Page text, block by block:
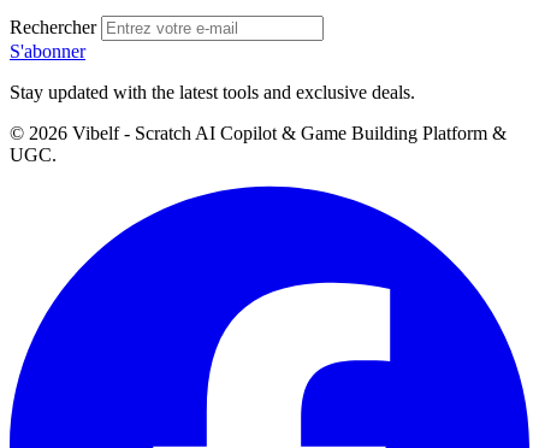
Rechercher
S'abonner
Stay updated with the latest tools and exclusive deals.
© 2026 Vibelf - Scratch AI Copilot & Game Building Platform &
UGC.